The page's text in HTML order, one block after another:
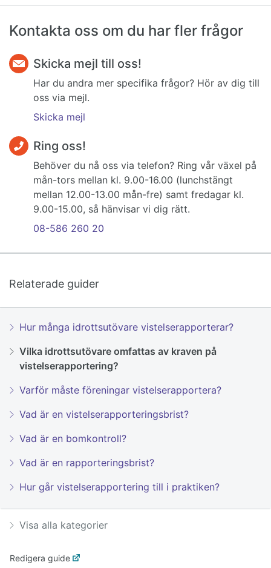
Kontakta oss om du har fler frågor
Skicka mejl till oss!
Har du andra mer specifika frågor? Hör av dig till
oss via mejl.
Skicka mejl
Ring oss!
Behöver du nå oss via telefon? Ring vår växel på
mån-tors mellan kl. 9.00-16.00 (lunchstängt
mellan 12.00-13.00 mån-fre) samt fredagar kl.
9.00-15.00, så hänvisar vi dig rätt.
08-586 260 20
Relaterade guider
Hur många idrottsutövare vistelserapporterar?
Vilka idrottsutövare omfattas av kraven på
vistelserapportering?
Varför måste föreningar vistelserapportera?
Vad är en vistelserapporteringsbrist?
Vad är en bomkontroll?
Vad är en rapporteringsbrist?
Hur går vistelserapportering till i praktiken?
Visa alla kategorier
Redigera guide